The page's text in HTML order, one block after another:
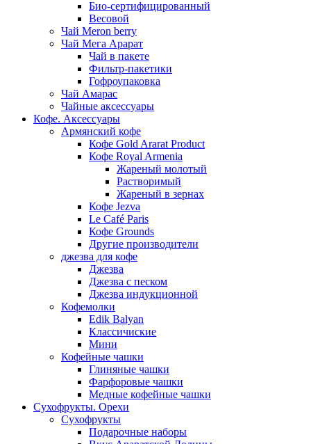
Био-сертифицированный
Весовой
Чай Meron berry
Чай Мега Арарат
Чай в пакете
Фильтр-пакетики
Гофроупаковка
Чай Амарас
Чайные аксессуары
Кофе. Аксессуары
Армянский кофе
Кофе Gold Ararat Product
Кофе Royal Armenia
Жареный молотый
Растворимый
Жареный в зернах
Кофе Jezva
Le Café Paris
Кофе Grounds
Другие производители
джезва для кофе
Джезва
Джезва с песком
Джезва индукционной
Кофемолки
Edik Balyan
Классичиские
Мини
Кофейные чашки
Глиняные чашки
Фарфоровые чашки
Медные кофейные чашки
Сухофрукты. Орехи
Сухофрукты
Подарочные наборы